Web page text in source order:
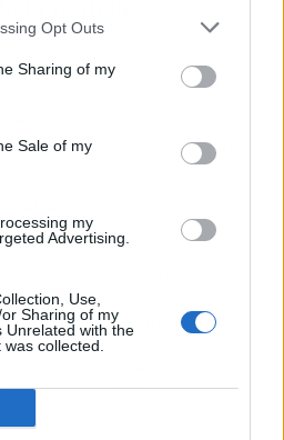
Opt Outs
Sharing of my
Sale of my
my
Advertising.
Use,
Sharing of my
Unrelated with the
collected.
inglesa tras el 4-2 a Croacia.
hoy contra Panamá y el subidón del
incentivos para quien
Vital